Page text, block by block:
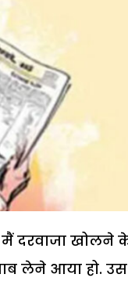
मैं दरवाजा खोलने
लेने आया हो.